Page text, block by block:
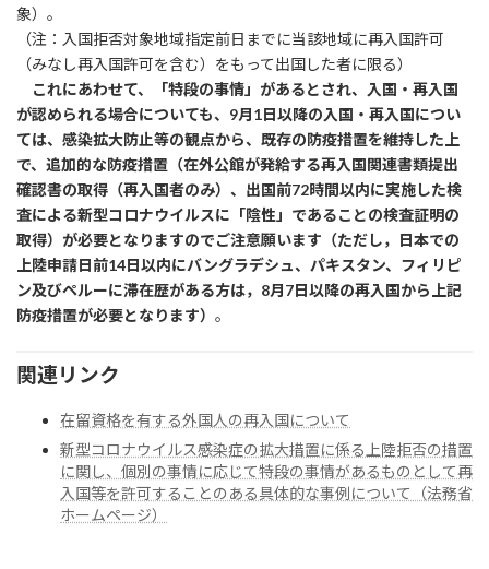
象）。
（注：入国拒否対象地域指定前日までに当該地域に再入国許可
（みなし再入国許可を含む）をもって出国した者に限る）
これにあわせて、「特段の事情」があるとされ、入国・再入国
が認められる場合についても、9月1日以降の入国・再入国につい
ては、感染拡大防止等の観点から、既存の防疫措置を維持した上
で、追加的な防疫措置（在外公館が発給する再入国関連書類提出
確認書の取得（再入国者のみ）、出国前72時間以内に実施した検
査による新型コロナウイルスに「陰性」であることの検査証明の
取得）が必要となりますのでご注意願います（ただし，日本での
上陸申請日前14日以内にバングラデシュ、パキスタン、フィリピ
ン及びペルーに滞在歴がある方は，8月7日以降の再入国から上記
防疫措置が必要となります） 。
関連リンク
在留資格を有する外国人の再入国について
新型コロナウイルス感染症の拡大措置に係る上陸拒否の措置
に関し、個別の事情に応じて特段の事情があるものとして再
入国等を許可することのある具体的な事例について（法務省
ホームページ）